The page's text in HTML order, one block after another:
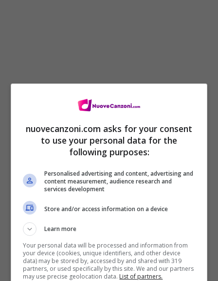
Vinile
nuovecanzoni.com asks for your consent
to use your personal data for the
following purposes:
Personalised advertising and content, advertising and
content measurement, audience research and
services development
Store and/or access information on a device
Learn more
Your personal data will be processed and information from
your device (cookies, unique identifiers, and other device
data) may be stored by, accessed by and shared with 319
partners, or used specifically by this site. We and our partners
may use precise geolocation data. List of partners.